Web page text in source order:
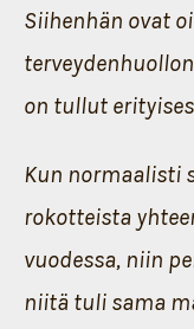
Siihenhän ovat
on tullut
Kun normaalisti
rokotteista
vuodessa, niin
niitä tuli sama